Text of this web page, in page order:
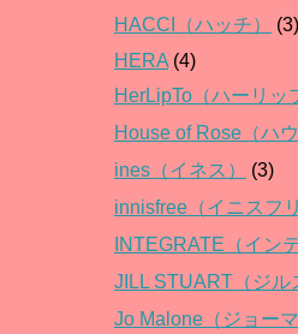
HACCI（ハッチ）
(3)
HERA(4)
HerLipTo（ハーリッ
House of Rose（ハ
ines（イネス）
(3)
innisfree（イニスフ
INTEGRATE（イン
JILL STUART（ジル
Jo Malone（ジョーマ